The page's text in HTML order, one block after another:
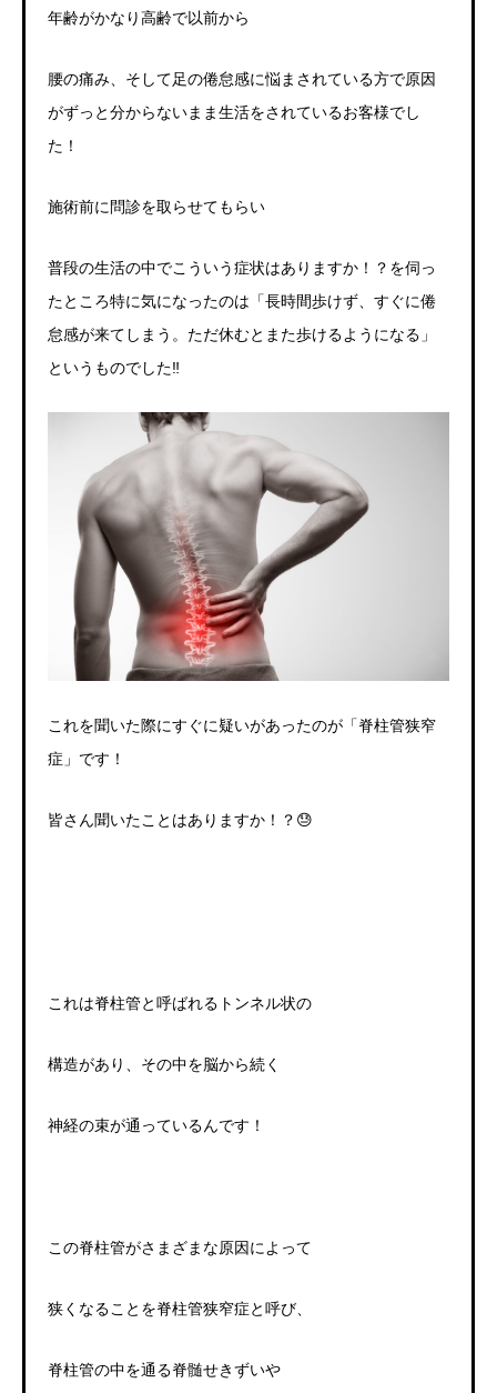
年齢がかなり高齢で以前から
腰の痛み、そして足の倦怠感に悩まされている方で原因
がずっと分からないまま生活をされているお客様でし
た！
施術前に問診を取らせてもらい
普段の生活の中でこういう症状はありますか！？を伺っ
たところ特に気になったのは「長時間歩けず、すぐに倦
怠感が来てしまう。ただ休むとまた歩けるようになる」
というものでした‼️
これを聞いた際にすぐに疑いがあったのが「脊柱管狭窄
症」です！
皆さん聞いたことはありますか！？😓
これは脊柱管と呼ばれるトンネル状の
構造があり、その中を脳から続く
神経の束が通っているんです！
この脊柱管がさまざまな原因によって
狭くなることを脊柱管狭窄症と呼び、
脊柱管の中を通る脊髄せきずいや